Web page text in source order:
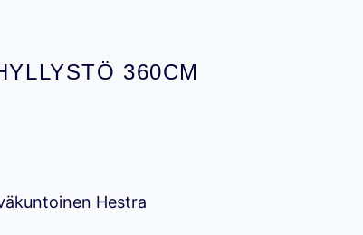
360CM
Hestra